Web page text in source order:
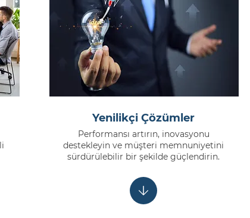
Yenilikçi Çözümler
Performansı artırın, inovasyonu
destekleyin ve müşteri memnuniyetini
sürdürülebilir bir şekilde güçlendirin.